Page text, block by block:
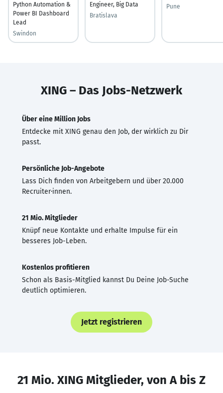
Python Automation &
Power BI Dashboard
Lead
Swindon
Engineer, Big Data
Bratislava
Pune
XING – Das Jobs-Netzwerk
Über eine Million Jobs
Entdecke mit XING genau den Job, der wirklich zu Dir
passt.
Persönliche Job-Angebote
Lass Dich finden von Arbeitgebern und über 20.000
Recruiter·innen.
21 Mio. Mitglieder
Knüpf neue Kontakte und erhalte Impulse für ein
besseres Job-Leben.
Kostenlos profitieren
Schon als Basis-Mitglied kannst Du Deine Job-Suche
deutlich optimieren.
Jetzt registrieren
21 Mio. XING Mitglieder, von A bis Z